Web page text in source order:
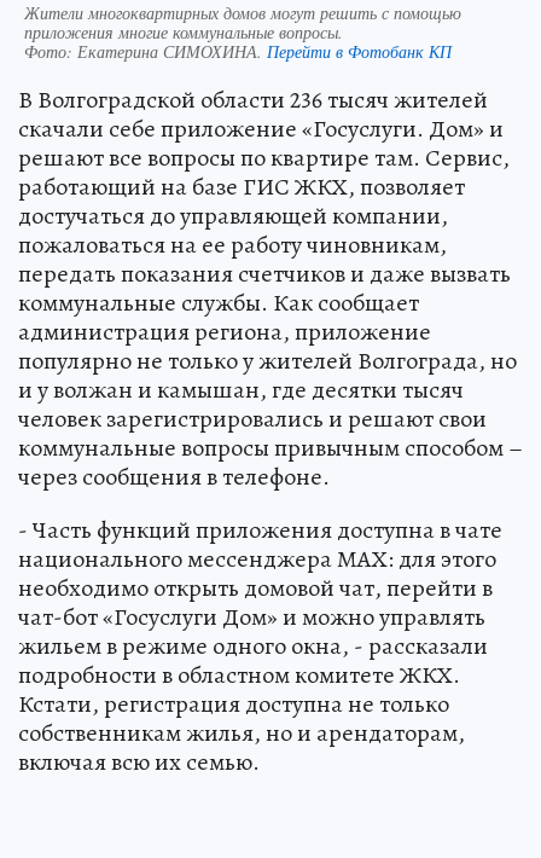
Жители многоквартирных домов могут решить с помощью
приложения многие коммунальные вопросы.
Фото: Екатерина СИМОХИНА. Перейти в Фотобанк КП
В Волгоградской области 236 тысяч жителей
скачали себе приложение «Госуслуги. Дом» и
решают все вопросы по квартире там. Сервис,
работающий на базе ГИС ЖКХ, позволяет
достучаться до управляющей компании,
пожаловаться на ее работу чиновникам,
передать показания счетчиков и даже вызвать
коммунальные службы. Как сообщает
администрация региона, приложение
популярно не только у жителей Волгограда, но
и у волжан и камышан, где десятки тысяч
человек зарегистрировались и решают свои
коммунальные вопросы привычным способом –
через сообщения в телефоне.
- Часть функций приложения доступна в чате
национального мессенджера МАХ: для этого
необходимо открыть домовой чат, перейти в
чат-бот «Госуслуги Дом» и можно управлять
жильем в режиме одного окна, - рассказали
подробности в областном комитете ЖКХ.
Кстати, регистрация доступна не только
собственникам жилья, но и арендаторам,
включая всю их семью.